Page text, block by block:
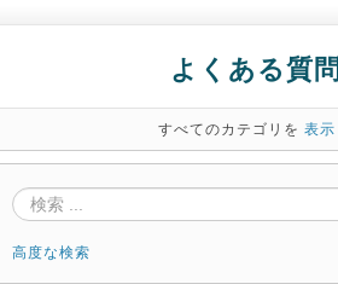
よくある質問
すべてのカテゴリを 表示
高度な検索